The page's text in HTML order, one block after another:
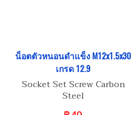
น็อตตัวหนอนดำแข็ง M12x1.5x30
เกรด 12.9
Socket Set Screw Carbon
Steel